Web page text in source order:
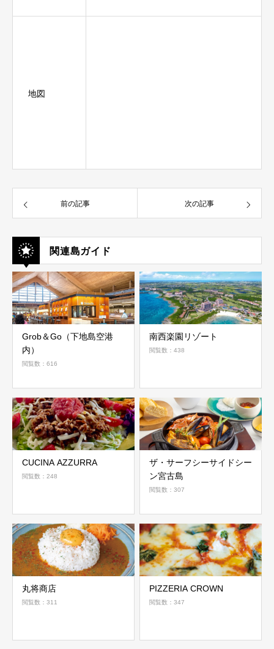
地図
前の記事 次の記事
関連島ガイド
Grob＆Go（下地島空港
内）
閲覧数：616
南西楽園リゾート
閲覧数：438
CUCINA AZZURRA
閲覧数：248
ザ・サーフシーサイドシー
ン宮古島
閲覧数：307
丸将商店
閲覧数：311
PIZZERIA CROWN
閲覧数：347